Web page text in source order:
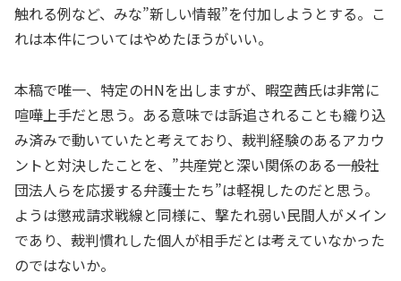
触れる例など、みな”新しい情報”を付加しようとする。こ
れは本件についてはやめたほうがいい。
本稿で唯一、特定のHNを出しますが、暇空茜氏は非常に
喧嘩上手だと思う。ある意味では訴追されることも織り込
み済みで動いていたと考えており、裁判経験のあるアカウ
ントと対決したことを、”共産党と深い関係のある一般社
団法人らを応援する弁護士たち”は軽視したのだと思う。
ようは懲戒請求戦線と同様に、撃たれ弱い民間人がメイン
であり、裁判慣れした個人が相手だとは考えていなかった
のではないか。